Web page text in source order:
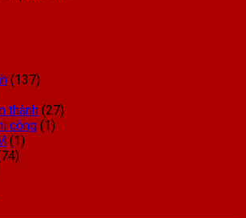
(137)
thành (27)
công (1)
(1)